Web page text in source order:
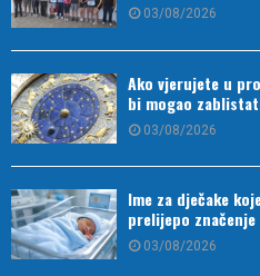
03/08/2026
Ako vjerujete u
bi mogao
03/08/2026
Ime za dječake
prelijepo značenje
03/08/2026